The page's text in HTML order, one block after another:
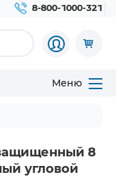
8-800-1000-321
Меню
8
угловой